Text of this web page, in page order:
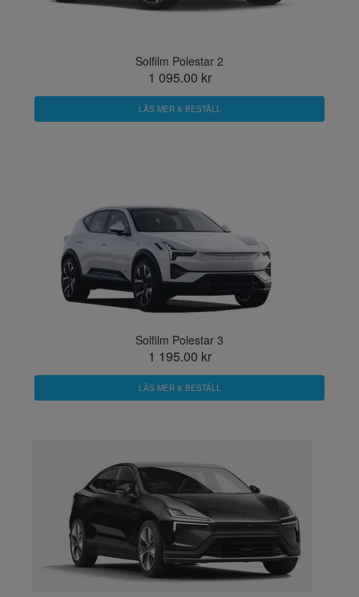
Solfilm Polestar 2
1 095.00 kr
LÄS MER & BESTÄLL
Solfilm Polestar 3
1 195.00 kr
LÄS MER & BESTÄLL